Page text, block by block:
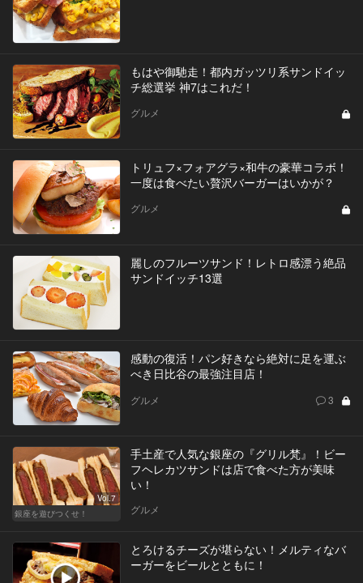
もはや御馳走！都内ガッツリ系サンドイッ
チ総選挙 神7はこれだ！
グルメ
トリュフ×フォアグラ×和牛の豪華コラボ！
一度は食べたい贅沢バーガーはいかが？
グルメ
麗しのフルーツサンド！レトロ感漂う絶品
サンドイッチ13選
感動の復活！パン好きなら絶対に足を運ぶ
べき日比谷の最強注目店！
グルメ 3
Vol.7
銀座を遊びつくせ！
手土産で人気な銀座の『グリル梵』！ビー
フヘレカツサンドは店で食べた方が美味
い！
グルメ
とろけるチーズが堪らない！メルティなバ
ーガーをビールとともに！